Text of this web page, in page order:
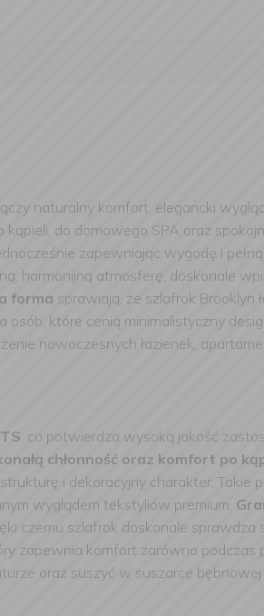
naturalny komfort, elegancki
do domowego SPA oraz
zapewniając wygodę i
harmonijną atmosferę, doskonale
forma sprawiają, że szlafrok Brooklyn
które cenią minimalistyczny
nowoczesnych łazienek,
, co potwierdza wysoką jakość
chłonność oraz komfort po
i dekoracyjny charakter. Takie
wyglądem tekstyliów premium.
czemu szlafrok doskonale sprawdza
zapewnia komfort zarówno podczas
oraz suszyć w suszarce bębnowej